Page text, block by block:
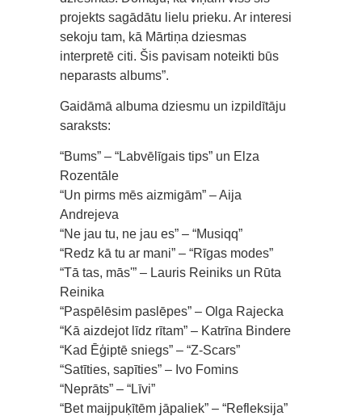
projekts sagādātu lielu prieku. Ar interesi
sekoju tam, kā Mārtiņa dziesmas
interpretē citi. Šis pavisam noteikti būs
neparasts albums”.
Gaidāmā albuma dziesmu un izpildītāju
saraksts:
“Bums” – “Labvēlīgais tips” un Elza
Rozentāle
“Un pirms mēs aizmigām” – Aija
Andrejeva
“Ne jau tu, ne jau es” – “Musiqq”
“Redz kā tu ar mani” – “Rīgas modes”
“Tā tas, mās'” – Lauris Reiniks un Rūta
Reinika
“Paspēlēsim paslēpes” – Olga Rajecka
“Kā aizdejot līdz rītam” – Katrīna Bindere
“Kad Ēģiptē sniegs” – “Z-Scars”
“Satīties, sapīties” – Ivo Fomins
“Neprāts” – “Līvi”
“Bet maijpuķītēm jāpaliek” – “Refleksija”